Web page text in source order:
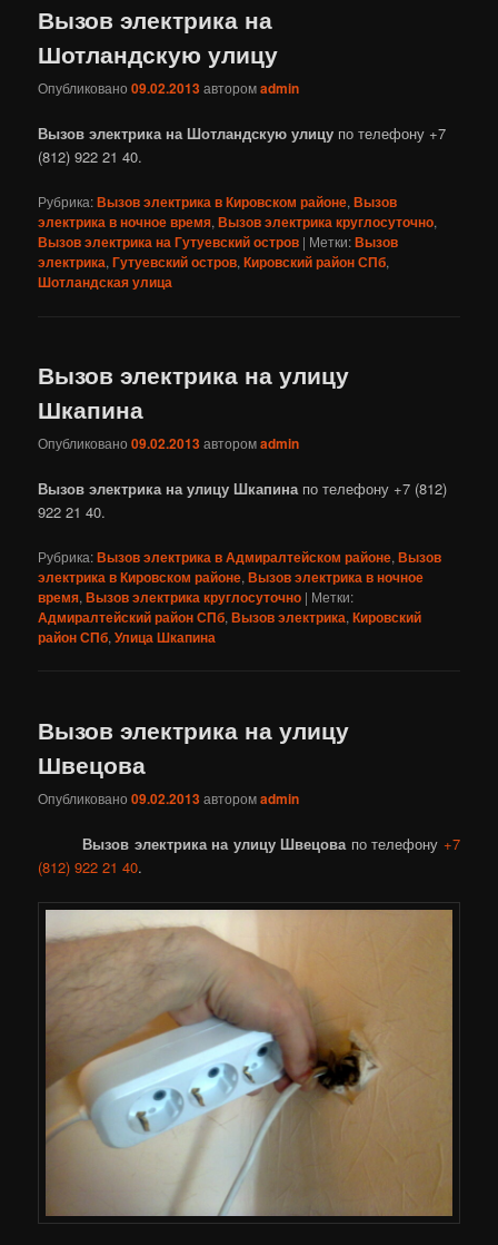
Вызов электрика на
Шотландскую улицу
Опубликовано09.02.2013авторомadmin
Вызов электрика на Шотландскую улицу по телефону +7
(812) 922 21 40.
Рубрика:Вызов электрика в Кировском районе,Вызов
электрика в ночное время,Вызов электрика круглосуточно,
Вызов электрика на Гутуевский остров | Метки:Вызов
электрика,Гутуевский остров,Кировский район СПб,
Шотландская улица
Вызов электрика на улицу
Шкапина
Опубликовано09.02.2013авторомadmin
Вызов электрика на улицу Шкапинапо телефону +7 (812)
922 21 40.
Рубрика:Вызов электрика в Адмиралтейском районе,Вызов
электрика в Кировском районе,Вызов электрика в ночное
время,Вызов электрика круглосуточно | Метки:
Адмиралтейский район СПб,Вызов электрика,Кировский
район СПб,Улица Шкапина
Вызов электрика на улицу
Швецова
Опубликовано09.02.2013авторомadmin
Вызов электрика на улицу Швецовапо телефону +7
(812) 922 21 40.